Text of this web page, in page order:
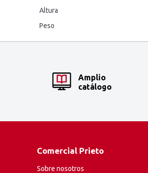
Altura
Peso
Amplio
catálogo
Comercial Prieto
Sobre nosotros